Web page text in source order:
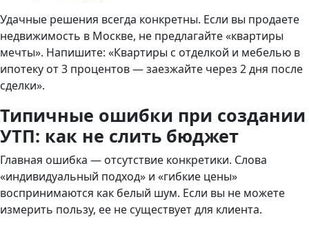
Удачные решения всегда конкретны. Если вы продаете
недвижимость в Москве, не предлагайте «квартиры
мечты». Напишите: «Квартиры с отделкой и мебелью в
ипотеку от 3 процентов — заезжайте через 2 дня после
сделки».
Типичные ошибки при создании
УТП: как не слить бюджет
Главная ошибка — отсутствие конкретики. Слова
«индивидуальный подход» и «гибкие цены»
воспринимаются как белый шум. Если вы не можете
измерить пользу, ее не существует для клиента.